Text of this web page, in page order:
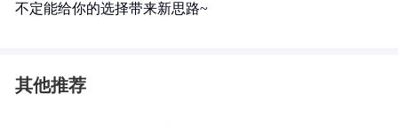
不定能给你的选择带来新思路~
其他推荐